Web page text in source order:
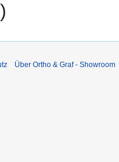
)
Über Ortho & Graf - Showroom